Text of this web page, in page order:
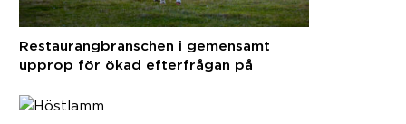
Restaurangbranschen i gemensamt
upprop för ökad efterfrågan på